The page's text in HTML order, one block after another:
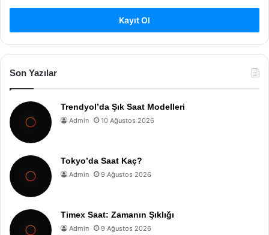
Kayıt Ol
Son Yazılar
Trendyol’da Şık Saat Modelleri
Admin 10 Ağustos 2026
Tokyo’da Saat Kaç?
Admin 9 Ağustos 2026
Timex Saat: Zamanın Şıklığı
Admin 9 Ağustos 2026